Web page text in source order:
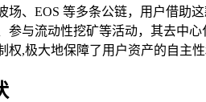
场、EOS 等多条公链，用户借助
参与流动性挖矿等活动，其去中
权,极大地保障了用户资产的自主性